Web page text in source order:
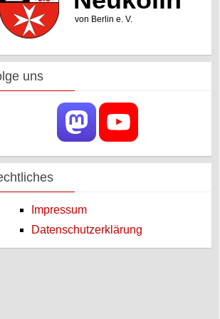
uns
Impressum
Datenschutzerklärung